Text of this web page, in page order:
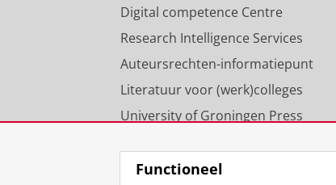
Digital competence Centre
Research Intelligence Services
Auteursrechten-informatiepunt
Literatuur voor (werk)colleges
University of Groningen Press
Functioneel